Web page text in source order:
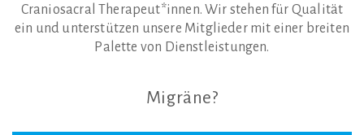
Craniosacral Therapeut*innen. Wir stehen für Qualität
ein und unterstützen unsere Mitglieder mit einer breiten
Palette von Dienstleistungen.
Migräne?